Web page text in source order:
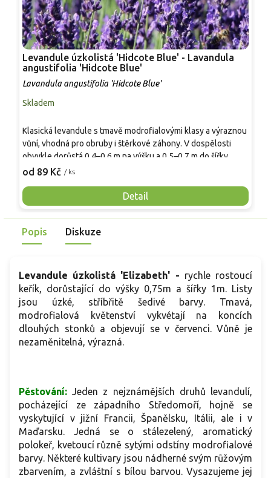
Levandule úzkolistá 'Hidcote Blue' - Lavandula
angustifolia 'Hidcote Blue'
Lavandula angustifolia 'Hidcote Blue'
Skladem
od 89 Kč / ks
Detail
Klasická levandule s tmavě modrofialovými klasy a výraznou
vůní, vhodná pro obruby i štěrkové záhony. V dospělosti
obvykle dorůstá 0,4–0,6 m na výšku a 0,5–0,7 m do šířky.
Kvete od června do srpna, listy jsou šedozelené se
zakořenění snáší sucho, vyhovuje jí propustná půda s pH
zhruba 6,5–8. Květy jsou vhodné k řezu i sušení a rostlina
bývá včelomilná. Oproti drobnějšímu kultivaru 'Hidcote
Compact' působí vyšším květním patrem.
Popis Diskuze
Levandule úzkolistá 'Elizabeth' - rychle rostoucí
keřík, dorůstající do výšky 0,75m a šířky 1m. Listy
jsou úzké, stříbřitě šedivé barvy. Tmavá,
modrofialová květenství vykvétají na koncích
dlouhých stonků a objevují se v červenci. Vůně je
nezaměnitelná, výrazná.
Pěstování: Jeden z nejznámějších druhů levandulí,
pocházející ze západního Středomoří, hojně se
vyskytující v jižní Francii, Španělsku, Itálii, ale i v
Maďarsku. Jedná se o stálezelený, aromatický
polokeř, kvetoucí různě sytými odstíny modrofialové
barvy. Některé kultivary jsou nádherné svým růžovým
zbarvením, a zvláštní s bílou barvou. Vysazujeme jej